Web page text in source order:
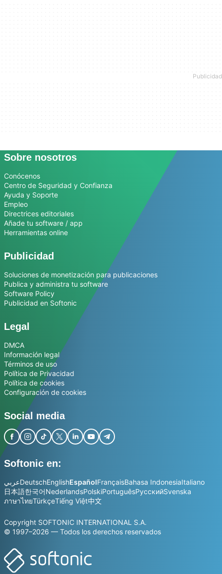
Sobre nosotros
Conócenos
Centro de Seguridad y Confianza
Ayuda y Soporte
Empleo
Directrices editoriales
Añade tu software / app
Herramientas online
Publicidad
Soluciones de monetización para publicaciones
Publica y administra tu software
Software Policy
Publicidad en Softonic
Legal
DMCA
Información legal
Términos de uso
Política de Privacidad
Política de cookies
Configuración de cookies
Social media
Softonic en:
عربيDeutschEnglishEspañolFrançaisBahasa IndonesiaItaliano
日本語한국어NederlandsPolskiPortuguêsРусскийSvenska
ภาษาไทยTürkçeTiếng Việt中文
Copyright SOFTONIC INTERNATIONAL S.A.
© 1997–2026 — Todos los derechos reservados